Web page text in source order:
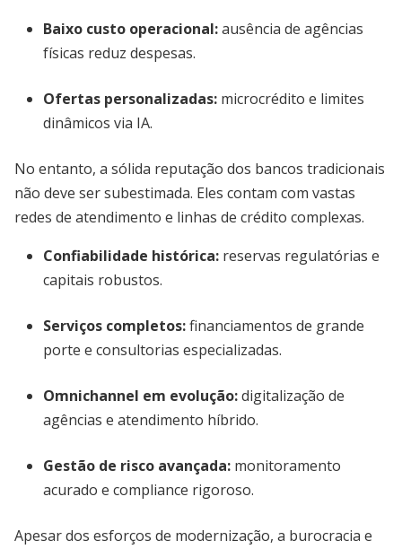
Baixo custo operacional:ausência de agências
físicas reduz despesas.
Ofertas personalizadas: microcrédito e limites
dinâmicos via IA.
No entanto, a sólida reputação dos bancos tradicionais
não deve ser subestimada. Eles contam com vastas
redes de atendimento e linhas de crédito complexas.
Confiabilidade histórica: reservas regulatórias e
capitais robustos.
Serviços completos:financiamentos de grande
porte e consultorias especializadas.
Omnichannel em evolução:digitalização de
agências e atendimento híbrido.
Gestão de risco avançada: monitoramento
acurado e compliance rigoroso.
Apesar dos esforços de modernização, a burocracia e